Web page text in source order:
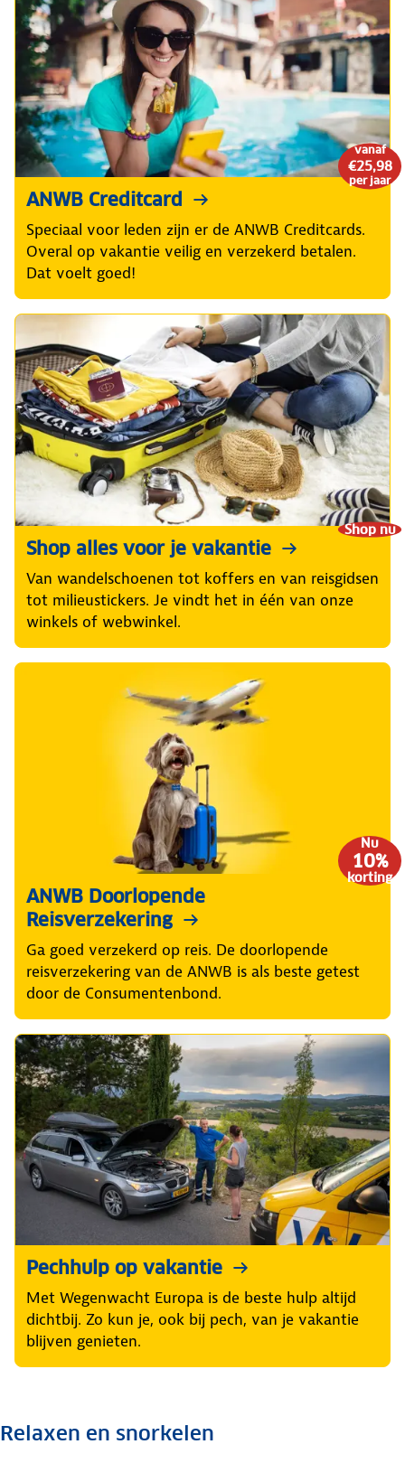
vanaf
€25,98
per jaar
ANWB Creditcard
Speciaal voor leden zijn er de ANWB Creditcards.
Overal op vakantie veilig en verzekerd betalen.
Dat voelt goed!
Shop nu
Shop alles voor je vakantie
Van wandelschoenen tot koffers en van reisgidsen
tot milieustickers. Je vindt het in één van onze
winkels of webwinkel.
Nu
10%
korting
ANWB Doorlopende
Reisverzekering
Ga goed verzekerd op reis. De doorlopende
reisverzekering van de ANWB is als beste getest
door de Consumentenbond.
Pechhulp op vakantie
Met Wegenwacht Europa is de beste hulp altijd
dichtbij. Zo kun je, ook bij pech, van je vakantie
blijven genieten.
Relaxen en snorkelen